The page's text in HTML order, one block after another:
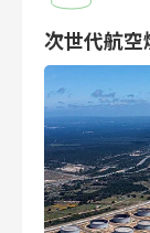
次世代航